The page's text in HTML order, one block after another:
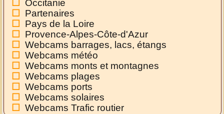
Occitanie
Partenaires
Pays de la Loire
Provence-Alpes-Côte-d'Azur
Webcams barrages, lacs, étangs
Webcams météo
Webcams monts et montagnes
Webcams plages
Webcams ports
Webcams solaires
Webcams Trafic routier